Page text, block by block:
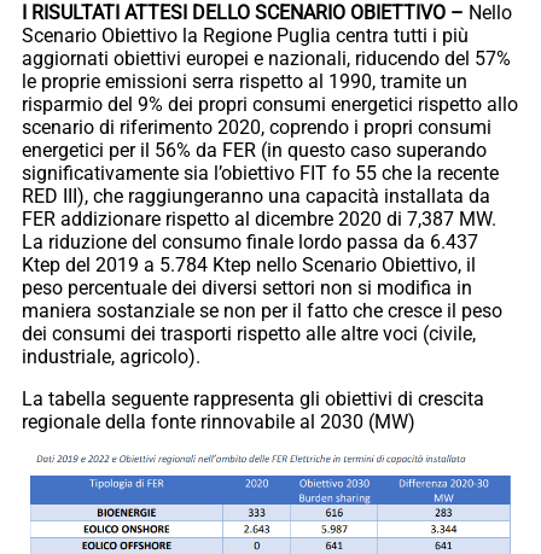
I RISULTATI ATTESI DELLO SCENARIO OBIETTIVO – Nello
Scenario Obiettivo la Regione Puglia centra tutti i più
aggiornati obiettivi europei e nazionali, riducendo del 57%
le proprie emissioni serra rispetto al 1990, tramite un
risparmio del 9% dei propri consumi energetici rispetto allo
scenario di riferimento 2020, coprendo i propri consumi
energetici per il 56% da FER (in questo caso superando
significativamente sia l’obiettivo FIT fo 55 che la recente
RED III), che raggiungeranno una capacità installata da
FER addizionare rispetto al dicembre 2020 di 7,387 MW.
La riduzione del consumo finale lordo passa da 6.437
Ktep del 2019 a 5.784 Ktep nello Scenario Obiettivo, il
peso percentuale dei diversi settori non si modifica in
maniera sostanziale se non per il fatto che cresce il peso
dei consumi dei trasporti rispetto alle altre voci (civile,
industriale, agricolo).
La tabella seguente rappresenta gli obiettivi di crescita
regionale della fonte rinnovabile al 2030 (MW)